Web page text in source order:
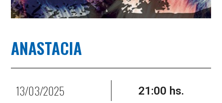
ANASTACIA
13/03/2025 21:00 hs.